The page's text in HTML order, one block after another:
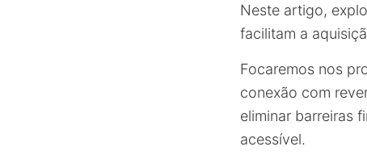
Neste artigo,
facilitam a
Focaremos nos
conexão com
eliminar barreiras
acessível.